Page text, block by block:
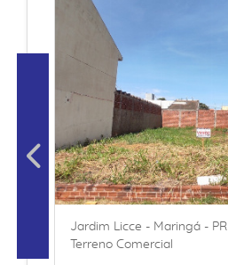
Jardim Licce - Maringá - PR
Terreno Comercial